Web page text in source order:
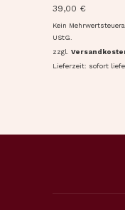
39,00 €
Kein
UStG.
zzgl.
Lieferzeit: sofort